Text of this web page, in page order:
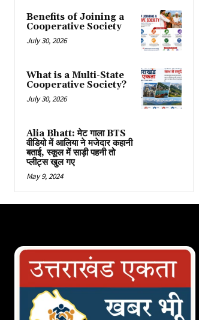
Benefits of Joining a
Cooperative Society
July 30, 2026
What is a Multi-State
Cooperative Society?
July 30, 2026
Alia Bhatt: मेट गाला BTS
वीडियो में आलिया ने मजेदार कहानी
बताई, स्कूल में साड़ी पहनी तो
प्लीट्स खुल गए
May 9, 2024